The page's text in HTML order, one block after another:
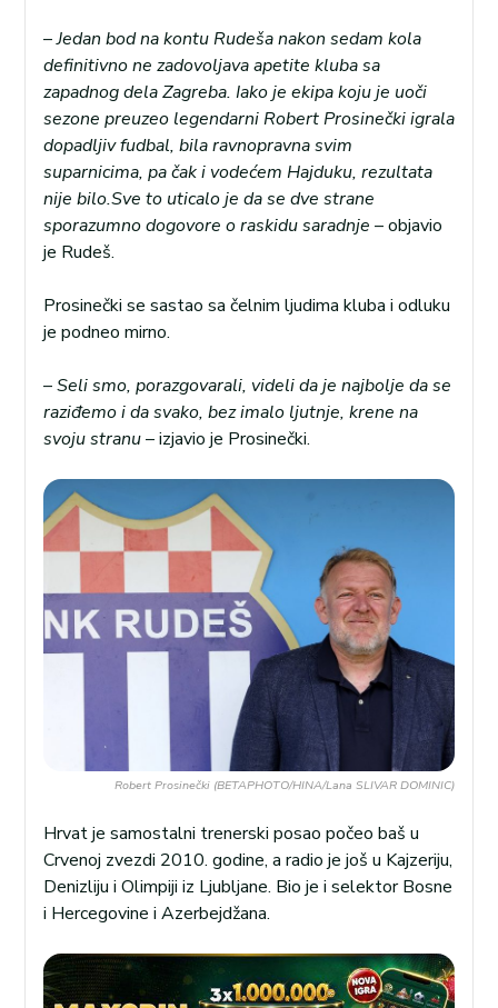
–Jedan bod na kontu Rudeša nakon sedam kola
definitivno ne zadovoljava apetite kluba sa
zapadnog dela Zagreba. Iako je ekipa koju je uoči
sezone preuzeo legendarni Robert Prosinečki igrala
dopadljiv fudbal, bila ravnopravna svim
suparnicima, pa čak i vodećem Hajduku, rezultata
nije bilo.Sve to uticalo je da se dve strane
sporazumno dogovore o raskidu saradnje – objavio
je Rudeš.
Prosinečki se sastao sa čelnim ljudima kluba i odluku
je podneo mirno.
–Seli smo, porazgovarali, videli da je najbolje da se
raziđemo i da svako, bez imalo ljutnje, krene na
svoju stranu– izjavio je Prosinečki.
Robert Prosinečki (BETAPHOTO/HINA/Lana SLIVAR DOMINIC)
Hrvat je samostalni trenerski posao počeo baš u
Crvenoj zvezdi 2010. godine, a radio je još u Kajzeriju,
Denizliju i Olimpiji iz Ljubljane. Bio je i selektor Bosne
i Hercegovine i Azerbejdžana.